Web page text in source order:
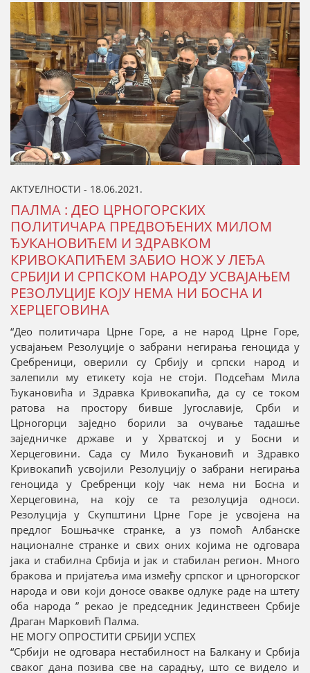
АКТУЕЛНОСТИ - 18.06.2021.
ПАЛМА : ДЕО ЦРНОГОРСКИХ
ПОЛИТИЧАРА ПРЕДВОЂЕНИХ МИЛОМ
ЂУКАНОВИЋЕМ И ЗДРАВКОМ
КРИВОКАПИЋЕМ ЗАБИО НОЖ У ЛЕЂА
СРБИЈИ И СРПСКОМ НАРОДУ УСВАЈАЊЕМ
РЕЗОЛУЦИЈЕ КОЈУ НЕМА НИ БОСНА И
ХЕРЦЕГОВИНА
“Део политичара Црне Горе, а не народ Црне Горе,
усвајањем Резолуције о забрани негирања геноцида у
Сребреници, оверили су Србију и српски народ и
залепили му етикету која не стоји. Подсећам Мила
Ђукановића и Здравка Кривокапића, да су се током
ратова на простору бивше Југославије, Срби и
Црногорци заједно борили за очување тадашње
заједничке државе и у Хрватској и у Босни и
Херцеговини. Сада су Мило Ђукановић и Здравко
Кривокапић усвојили Резолуцију о забрани негирања
геноцида у Сребренци коју чак нема ни Босна и
Херцеговина, на коју се та резолуција односи.
Резолуција у Скупштини Црне Горе је усвојена на
предлог Бошњачке странке, а уз помоћ Албанске
националне странке и свих оних којима не одговара
јака и стабилна Србија и јак и стабилан регион. Много
бракова и пријатеља има између српског и црногорског
народа и ови који доносе овакве одлуке раде на штету
оба народа ” рекао је председник Јединствеен Србије
Драган Марковић Палма.
НЕ МОГУ ОПРОСТИТИ СРБИЈИ УСПЕХ
“Србији не одговара нестабилност на Балкану и Србија
сваког дана позива све на сарадњу, што се видело и